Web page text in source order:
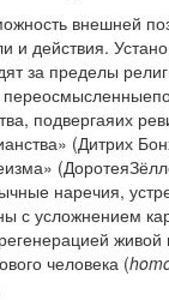
внешней
и действия.
за пределы
подвергаяих
(Дитрих
наречия,
с усложнением
живой
человека (hom